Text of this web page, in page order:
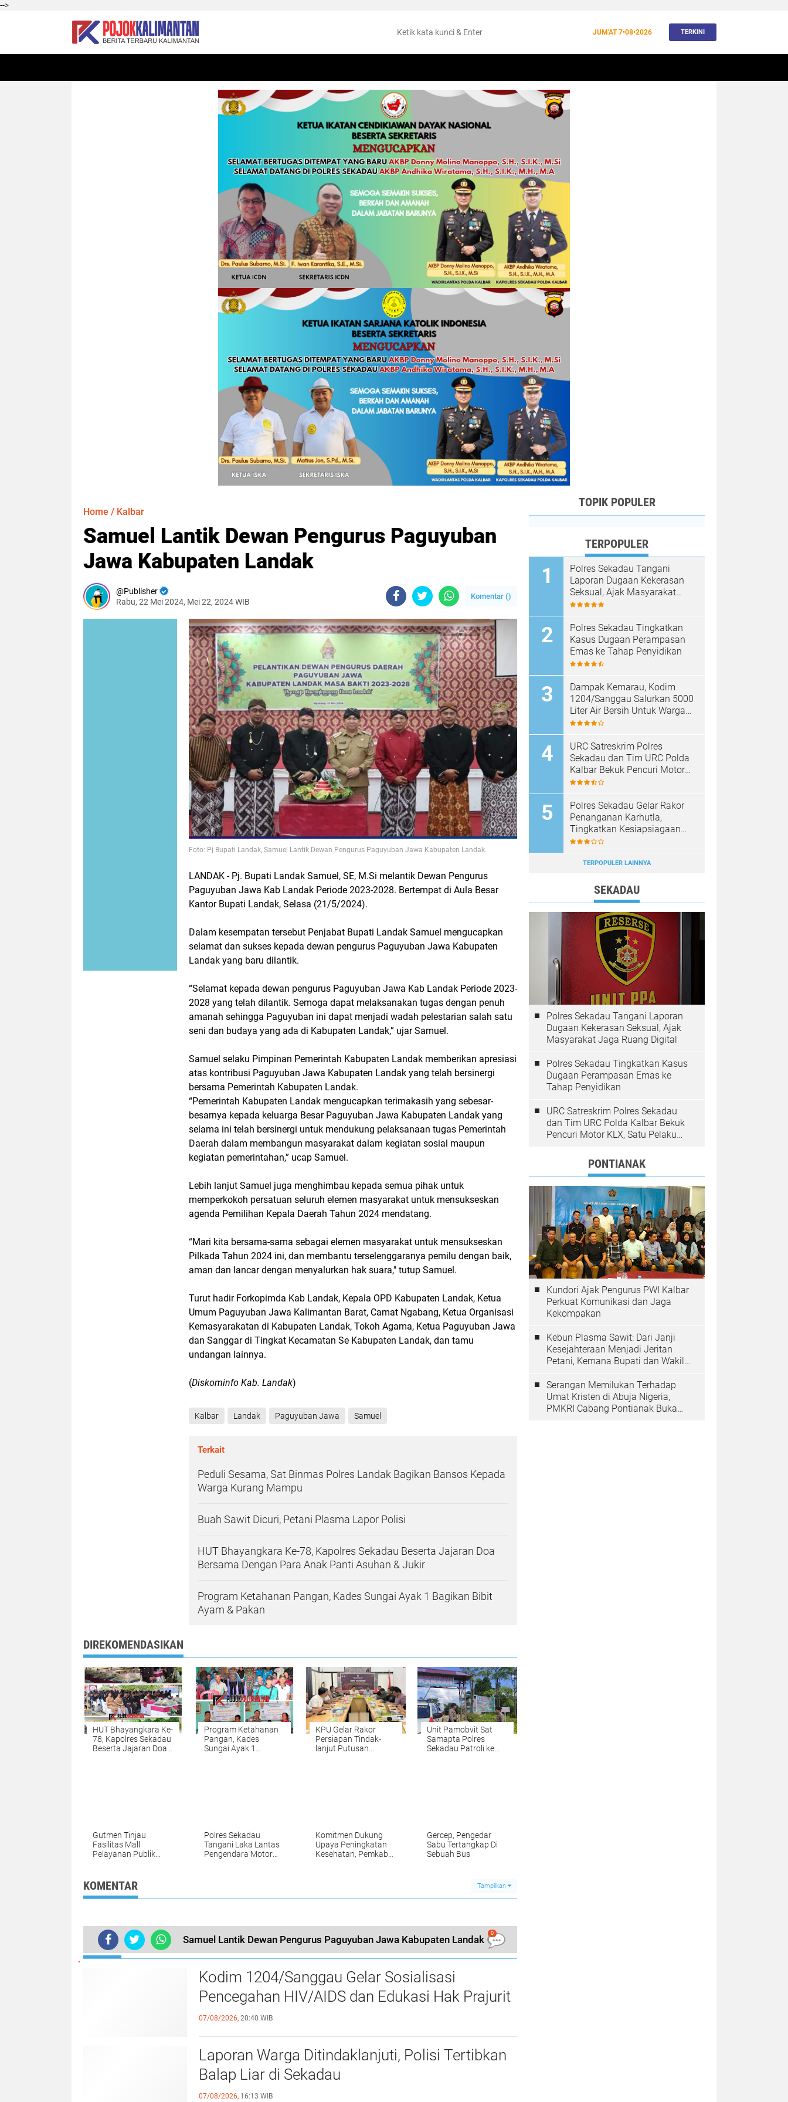
-->
JUM'AT7•08•2026 TERKINI
Home / Kalbar
Samuel Lantik Dewan Pengurus Paguyuban
Jawa Kabupaten Landak
Publisher
Rabu, 22 Mei 2024, Mei 22, 2024 WIB
Komentar ()
Foto: Pj Bupati Landak, Samuel Lantik Dewan Pengurus Paguyuban Jawa Kabupaten Landak.
LANDAK - Pj. Bupati Landak Samuel, SE, M.Si melantik Dewan Pengurus
Paguyuban Jawa Kab Landak Periode 2023-2028. Bertempat di Aula Besar
Kantor Bupati Landak, Selasa (21/5/2024).
Dalam kesempatan tersebut Penjabat Bupati Landak Samuel mengucapkan
selamat dan sukses kepada dewan pengurus Paguyuban Jawa Kabupaten
Landak yang baru dilantik.
“Selamat kepada dewan pengurus Paguyuban Jawa Kab Landak Periode 2023-
2028 yang telah dilantik. Semoga dapat melaksanakan tugas dengan penuh
amanah sehingga Paguyuban ini dapat menjadi wadah pelestarian salah satu
seni dan budaya yang ada di Kabupaten Landak,” ujar Samuel.
Samuel selaku Pimpinan Pemerintah Kabupaten Landak memberikan apresiasi
atas kontribusi Paguyuban Jawa Kabupaten Landak yang telah bersinergi
bersama Pemerintah Kabupaten Landak.
“Pemerintah Kabupaten Landak mengucapkan terimakasih yang sebesar-
besarnya kepada keluarga Besar Paguyuban Jawa Kabupaten Landak yang
selama ini telah bersinergi untuk mendukung pelaksanaan tugas Pemerintah
Daerah dalam membangun masyarakat dalam kegiatan sosial maupun
kegiatan pemerintahan,” ucap Samuel.
Lebih lanjut Samuel juga menghimbau kepada semua pihak untuk
memperkokoh persatuan seluruh elemen masyarakat untuk mensukseskan
agenda Pemilihan Kepala Daerah Tahun 2024 mendatang.
“Mari kita bersama-sama sebagai elemen masyarakat untuk mensukseskan
Pilkada Tahun 2024 ini, dan membantu terselenggaranya pemilu dengan baik,
aman dan lancar dengan menyalurkan hak suara," tutup Samuel.
Turut hadir Forkopimda Kab Landak, Kepala OPD Kabupaten Landak, Ketua
Umum Paguyuban Jawa Kalimantan Barat, Camat Ngabang, Ketua Organisasi
Kemasyarakatan di Kabupaten Landak, Tokoh Agama, Ketua Paguyuban Jawa
dan Sanggar di Tingkat Kecamatan Se Kabupaten Landak, dan tamu
undangan lainnya.
(Diskominfo Kab. Landak)
Kalbar Landak Paguyuban Jawa Samuel
Terkait
Peduli Sesama, Sat Binmas Polres Landak Bagikan Bansos Kepada
Warga Kurang Mampu
Buah Sawit Dicuri, Petani Plasma Lapor Polisi
HUT Bhayangkara Ke-78, Kapolres Sekadau Beserta Jajaran Doa
Bersama Dengan Para Anak Panti Asuhan & Jukir
Program Ketahanan Pangan, Kades Sungai Ayak 1 Bagikan Bibit
Ayam & Pakan
DIREKOMENDASIKAN
HUT Bhayangkara Ke-
78, Kapolres Sekadau
Beserta Jajaran Doa
Program Ketahanan
Pangan, Kades
Sungai Ayak 1
KPU Gelar Rakor
Persiapan Tindak-
lanjut Putusan
Unit Pamobvit Sat
Samapta Polres
Sekadau Patroli ke
Gutmen Tinjau
Fasilitas Mall
Pelayanan Publik
Polres Sekadau
Tangani Laka Lantas
Pengendara Motor
Komitmen Dukung
Upaya Peningkatan
Kesehatan, Pemkab
Gercep, Pengedar
Sabu Tertangkap Di
Sebuah Bus
KOMENTAR Tampilkan
Samuel Lantik Dewan Pengurus Paguyuban Jawa Kabupaten Landak
0
TERKINI
Kodim 1204/Sanggau Gelar Sosialisasi
Pencegahan HIV/AIDS dan Edukasi Hak Prajurit
07/08/2026, 20:40 WIB
Laporan Warga Ditindaklanjuti, Polisi Tertibkan
Balap Liar di Sekadau
07/08/2026, 16:13 WIB
TOPIK POPULER
TERPOPULER
Polres Sekadau Tangani
Laporan Dugaan Kekerasan
Seksual, Ajak Masyarakat
Jaga Ruang Digital
Polres Sekadau Tingkatkan
Kasus Dugaan Perampasan
Emas ke Tahap Penyidikan
Dampak Kemarau, Kodim
1204/Sanggau Salurkan 5000
Liter Air Bersih Untuk Warga
Desa Entakai
URC Satreskrim Polres
Sekadau dan Tim URC Polda
Kalbar Bekuk Pencuri Motor
KLX, Satu Pelaku Masih
Polres Sekadau Gelar Rakor
Penanganan Karhutla,
Tingkatkan Kesiapsiagaan
Jajaran
TERPOPULER LAINNYA
SEKADAU
Polres Sekadau Tangani Laporan
Dugaan Kekerasan Seksual, Ajak
Masyarakat Jaga Ruang Digital
Polres Sekadau Tingkatkan Kasus
Dugaan Perampasan Emas ke
Tahap Penyidikan
URC Satreskrim Polres Sekadau
dan Tim URC Polda Kalbar Bekuk
Pencuri Motor KLX, Satu Pelaku
PONTIANAK
Kundori Ajak Pengurus PWI Kalbar
Perkuat Komunikasi dan Jaga
Kekompakan
Kebun Plasma Sawit: Dari Janji
Kesejahteraan Menjadi Jeritan
Petani, Kemana Bupati dan Wakil
Serangan Memilukan Terhadap
Umat Kristen di Abuja Nigeria,
PMKRI Cabang Pontianak Buka